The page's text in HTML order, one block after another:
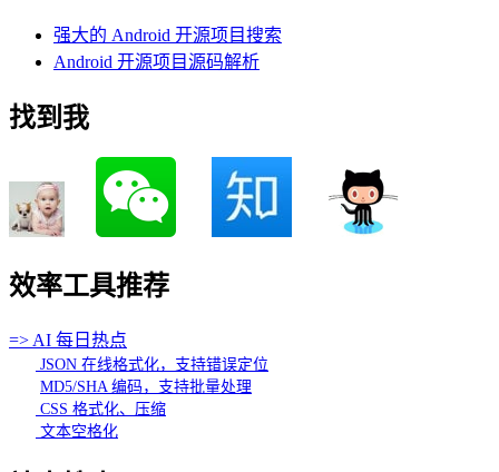
强大的 Android 开源项目搜索
Android 开源项目源码解析
找到我
效率工具推荐
=> AI 每日热点
JSON 在线格式化，支持错误定位
MD5/SHA 编码，支持批量处理
CSS 格式化、压缩
文本空格化